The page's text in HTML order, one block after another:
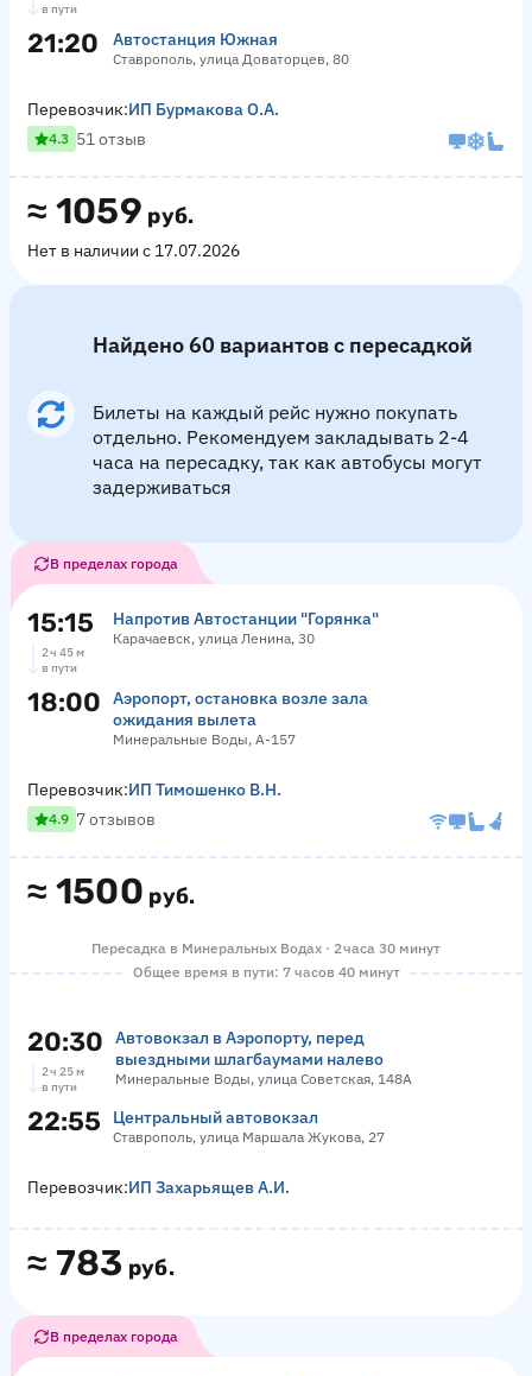
в пути
21:20 Автостанция Южная
Ставрополь, улица Доваторцев, 80
≈ 1059 руб.
Нет в наличии с 17.07.2026
Перевозчик:ИП Бурмакова О.А.
4.3 51 отзыв
Найдено 60 вариантов с пересадкой
Билеты на каждый рейс нужно покупать
отдельно. Рекомендуем закладывать 2-4
часа на пересадку, так как автобусы могут
задерживаться
В пределах города
15:15 Напротив Автостанции "Горянка"
Карачаевск, улица Ленина, 30
2 ч 45 м
в пути
18:00
Аэропорт, остановка возле зала
ожидания вылета
Минеральные Воды, А-157
≈ 1500 руб.
Перевозчик:ИП Тимошенко В.Н.
4.9 7 отзывов
Пересадка в Минеральных Водах · 2 часа 30 минут
Общее время в пути: 7 часов 40 минут
20:30
Автовокзал в Аэропорту, перед
выездными шлагбаумами налево
Минеральные Воды, улица Советская, 148А
2 ч 25 м
в пути
22:55 Центральный автовокзал
Ставрополь, улица Маршала Жукова, 27
≈ 783 руб.
Перевозчик:ИП Захарьящев А.И.
В пределах города